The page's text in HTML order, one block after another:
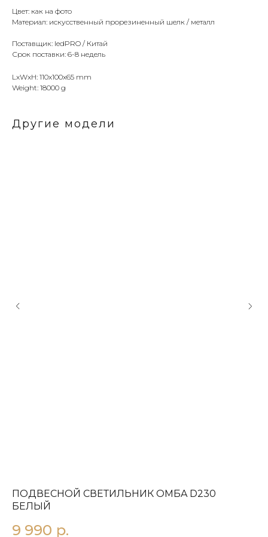
Цвет: как на фото
Материал: искусственный прорезиненный шелк / металл
Поставщик: ledPRO / Китай
Срок поставки: 6-8 недель
LxWxH: 110x100x65 mm
Weight: 18000 g
Другие модели
ПОДВЕСНОЙ СВЕТИЛЬНИК OMБA D230
БЕЛЫЙ
9 990 р.